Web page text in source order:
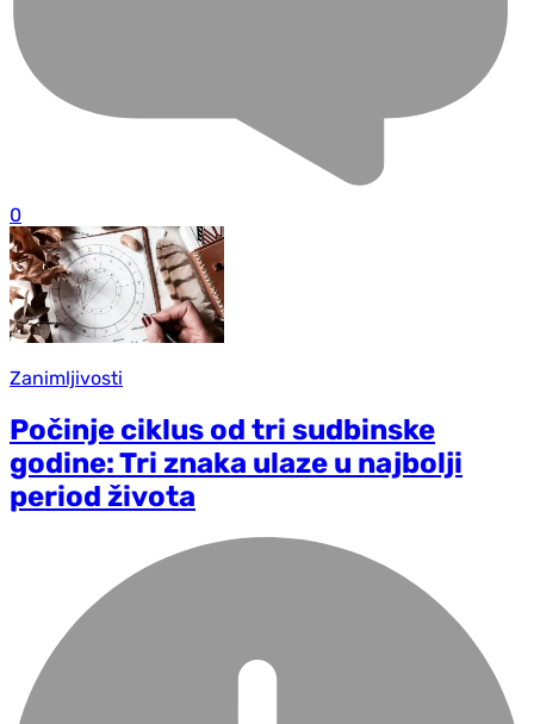
0
Zanimljivosti
Počinje ciklus od tri sudbinske
godine: Tri znaka ulaze u najbolji
period života